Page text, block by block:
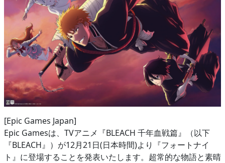
[Epic Games Japan]
Epic Gamesは、TVアニメ『BLEACH 千年血戦篇』（以下
『BLEACH』）が12月21日(日本時間)より『フォートナイ
ト』に登場することを発表いたします。超常的な物語と素晴